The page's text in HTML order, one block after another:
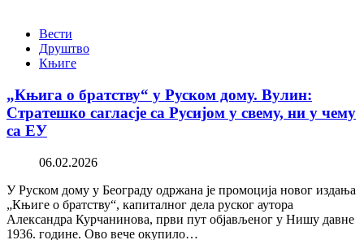
Вести
Друштво
Књиге
„Књига о братству“ у Руском дому. Вулин:
Стратешко сагласје са Русијом у свему, ни у чему
са ЕУ
06.02.2026
У Руском дому у Београду одржана је промоција новог издања
„Књиге о братству“, капиталног дела руског аутора
Александра Курчанинова, први пут објављеног у Нишу давне
1936. године. Ово вече окупило…